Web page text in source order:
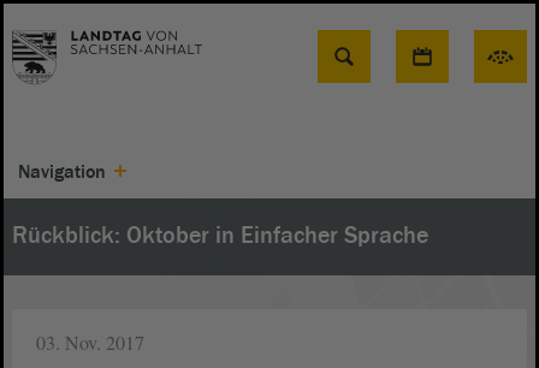
Suche
Navigation
Rückblick: Oktober in Einfacher Sprache
03. Nov. 2017